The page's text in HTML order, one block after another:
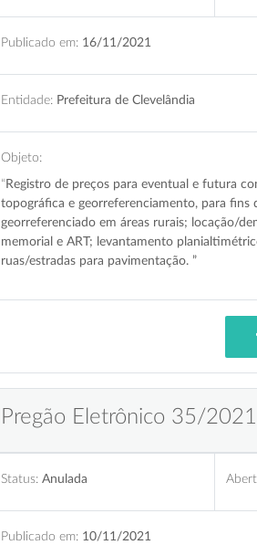
Publicado em: 16/11/2021
Entidade: Prefeitura de Clevelândia
Objeto:
“ Registro de preços para eventual e futura
topográfica e georreferenciamento, para fins
georreferenciado em áreas rurais; locação/
memorial e ART; levantamento
ruas/estradas para pavimentação. ”
Pregão Eletrônico 35/2021
Status: Anulada
Publicado em: 10/11/2021